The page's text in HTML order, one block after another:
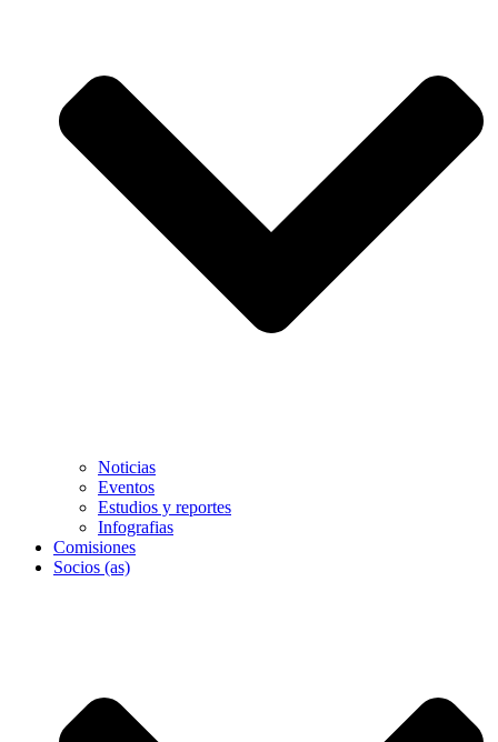
Noticias
Eventos
Estudios y reportes
Infografias
Comisiones
Socios (as)